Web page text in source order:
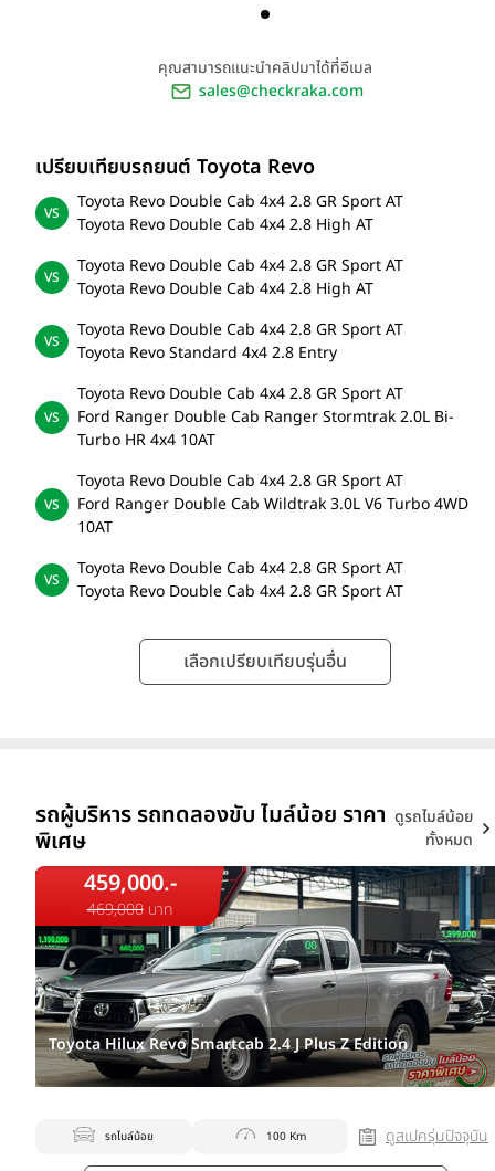
คุณสามารถแนะนำคลิปมาได้ที่อีเมล
sales@checkraka.com
เปรียบเทียบรถยนต์ Toyota Revo
Toyota Revo Double Cab 4x4 2.8 GR Sport AT
Toyota Revo Double Cab 4x4 2.8 High AT
Toyota Revo Double Cab 4x4 2.8 GR Sport AT
Toyota Revo Double Cab 4x4 2.8 High AT
Toyota Revo Double Cab 4x4 2.8 GR Sport AT
Toyota Revo Standard 4x4 2.8 Entry
Toyota Revo Double Cab 4x4 2.8 GR Sport AT
Ford Ranger Double Cab Ranger Stormtrak 2.0L Bi-
Turbo HR 4x4 10AT
Toyota Revo Double Cab 4x4 2.8 GR Sport AT
Ford Ranger Double Cab Wildtrak 3.0L V6 Turbo 4WD
10AT
Toyota Revo Double Cab 4x4 2.8 GR Sport AT
Toyota Revo Double Cab 4x4 2.8 GR Sport AT
เลือกเปรียบเทียบรุ่นอื่น
รถผู้บริหาร รถทดลองขับ ไมล์น้อย ราคา
พิเศษ
ดูรถไมล์น้อย
ทั้งหมด
459,000.-
469,000บาท
Toyota Hilux Revo Smartcab 2.4 J Plus Z Edition
รถไมล์น้อย 100 Km ดูสเปครุ่นปัจจุบัน